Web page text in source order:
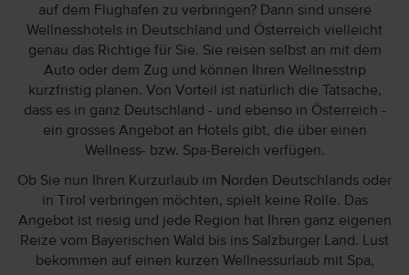
auf dem Flughafen zu verbringen? Dann sind unsere
Wellnesshotels in Deutschland und Österreich vielleicht
genau das Richtige für Sie. Sie reisen selbst an mit dem
Auto oder dem Zug und können Ihren Wellnesstrip
kurzfristig planen. Von Vorteil ist natürlich die Tatsache,
dass es in ganz Deutschland - und ebenso in Österreich -
ein grosses Angebot an Hotels gibt, die über einen
Wellness- bzw. Spa-Bereich verfügen.
Ob Sie nun Ihren Kurzurlaub im Norden Deutschlands oder
in Tirol verbringen möchten, spielt keine Rolle. Das
Angebot ist riesig und jede Region hat Ihren ganz eigenen
Reize vom Bayerischen Wald bis ins Salzburger Land. Lust
bekommen auf einen kurzen Wellnessurlaub mit Spa,